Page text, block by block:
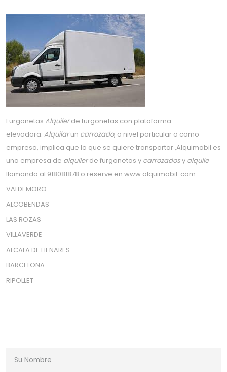
Furgonetas Alquilerde furgonetas con plataforma
elevadora. Alquilarun carrozado, a nivel particular o como
empresa, implica que lo que se quiere transportar ,Alquimobil es
una empresa de alquilerde furgonetas y carrozadosy alquile
llamando al 918081878 o reserve en www.alquimobil .com
VALDEMORO
ALCOBENDAS
LAS ROZAS
VILLAVERDE
ALCALA DE HENARES
BARCELONA
RIPOLLET